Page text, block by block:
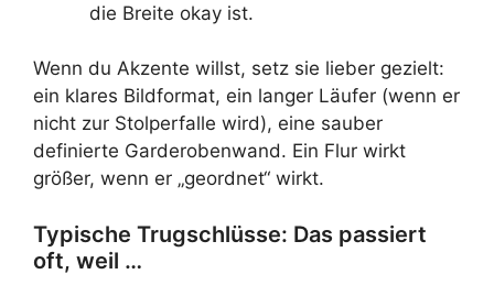
die Breite okay ist.
Wenn du Akzente willst, setz sie lieber gezielt:
ein klares Bildformat, ein langer Läufer (wenn er
nicht zur Stolperfalle wird), eine sauber
definierte Garderobenwand. Ein Flur wirkt
größer, wenn er „geordnet“ wirkt.
Typische Trugschlüsse: Das passiert
oft, weil …